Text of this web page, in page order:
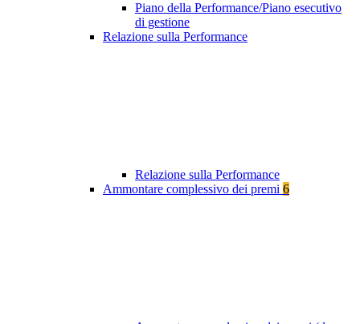
Piano della Performance/Piano esecutivo
di gestione
Relazione sulla Performance
Relazione sulla Performance
Ammontare complessivo dei premi 6